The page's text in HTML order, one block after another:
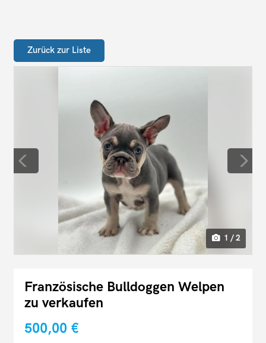
Zurück zur Liste
1 / 2
Französische Bulldoggen Welpen
zu verkaufen
500,00 €